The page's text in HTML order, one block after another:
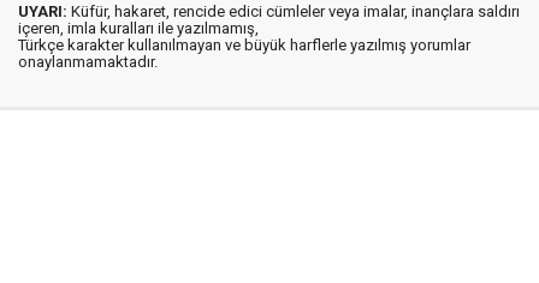
UYARI: Küfür, hakaret, rencide edici cümleler veya imalar, inançlara saldırı
içeren, imla kuralları ile yazılmamış,
Türkçe karakter kullanılmayan ve büyük harflerle yazılmış yorumlar
onaylanmamaktadır.